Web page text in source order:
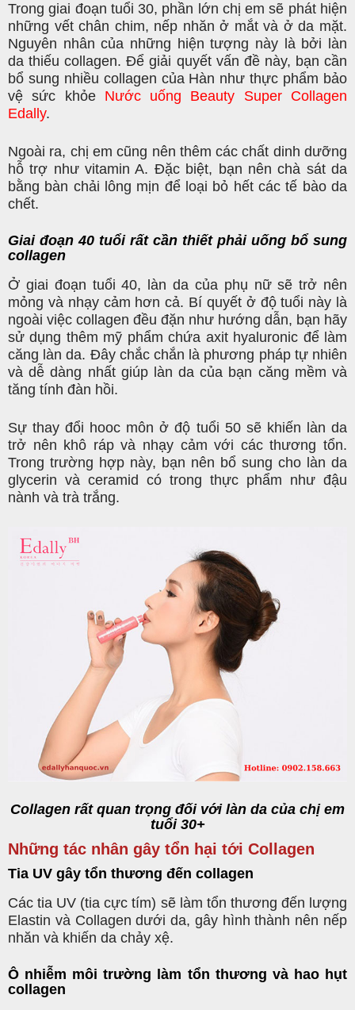
Trong giai đoạn tuổi 30, phần lớn chị em sẽ phát hiện
những vết chân chim, nếp nhăn ở mắt và ở da mặt.
Nguyên nhân của những hiện tượng này là bởi làn
da thiếu collagen. Để giải quyết vấn đề này, bạn cần
bổ sung nhiều collagen của Hàn như thực phẩm bảo
vệ sức khỏe Nước uống Beauty Super Collagen
Edally.
Ngoài ra, chị em cũng nên thêm các chất dinh dưỡng
hỗ trợ như vitamin A. Đặc biệt, bạn nên chà sát da
bằng bàn chải lông mịn để loại bỏ hết các tế bào da
chết.
Giai đoạn 40 tuổi rất cần thiết phải uống bổ sung
collagen
Ở giai đoạn tuổi 40, làn da của phụ nữ sẽ trở nên
mỏng và nhạy cảm hơn cả. Bí quyết ở độ tuổi này là
ngoài việc collagen đều đặn như hướng dẫn, bạn hãy
sử dụng thêm mỹ phẩm chứa axit hyaluronic để làm
căng làn da. Đây chắc chắn là phương pháp tự nhiên
và dễ dàng nhất giúp làn da của bạn căng mềm và
tăng tính đàn hồi.
Sự thay đổi hooc môn ở độ tuổi 50 sẽ khiến làn da
trở nên khô ráp và nhạy cảm với các thương tổn.
Trong trường hợp này, bạn nên bổ sung cho làn da
glycerin và ceramid có trong thực phẩm như đậu
nành và trà trắng.
Collagen rất quan trọng đối với làn da của chị em
tuổi 30+
Những tác nhân gây tổn hại tới Collagen
Tia UV gây tổn thương đến collagen
Các tia UV (tia cực tím) sẽ làm tổn thương đến lượng
Elastin và Collagen dưới da, gây hình thành nên nếp
nhăn và khiến da chảy xệ.
Ô nhiễm môi trường làm tổn thương và hao hụt
collagen